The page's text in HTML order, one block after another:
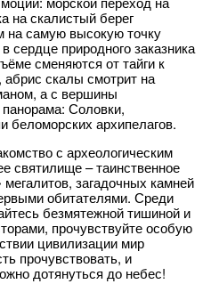
на скалистый берег
на самую высокую точку
сердце природного заказника
сменяются от тайги к
скалы смотрит на
а с вершины
Соловки,
беломорских архипелагов.
с археологическим
святилище – таинственное
загадочных камней
обитателями. Среди
безмятежной тишиной и
прочувствуйте особую
цивилизации мир
прочувствовать, и
дотянуться до небес!